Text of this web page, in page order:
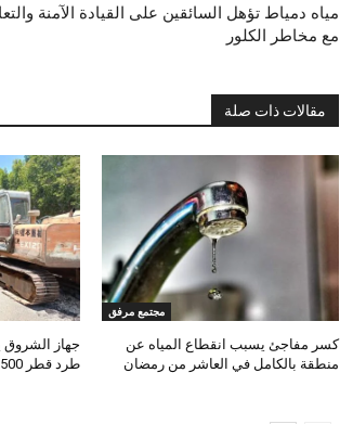
مياه دمياط تؤهل السائقين على القيادة الآمنة
مع مخاطر الكلور
مقالات ذات صلة
مجتمع مرفق
كسر مفاجئ يسبب انقطاع المياه عن
منطقة بالكامل في العاشر من رمضان
جهاز
طرد قطر 500مم